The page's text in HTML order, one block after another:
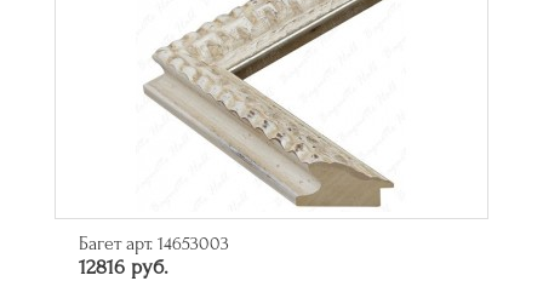
Багет арт. 14653003
12816 руб.